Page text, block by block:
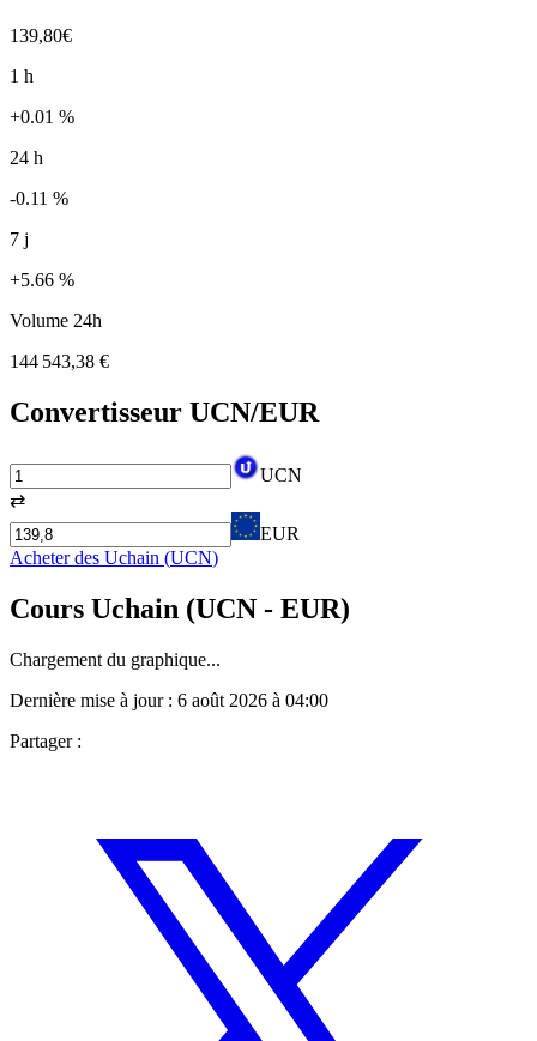
139,80€
1 h
+0.01 %
24 h
-0.11 %
7 j
+5.66 %
Volume 24h
144 543,38 €
Convertisseur UCN/EUR
UCN
⇄
EUR
Acheter des Uchain (UCN)
Cours Uchain (UCN - EUR)
Chargement du graphique...
Dernière mise à jour : 6 août 2026 à 04:00
Partager :